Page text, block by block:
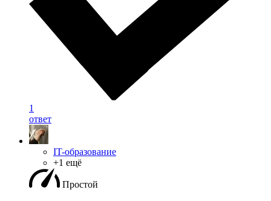
1
ответ
IT-образование
+1 ещё
Простой